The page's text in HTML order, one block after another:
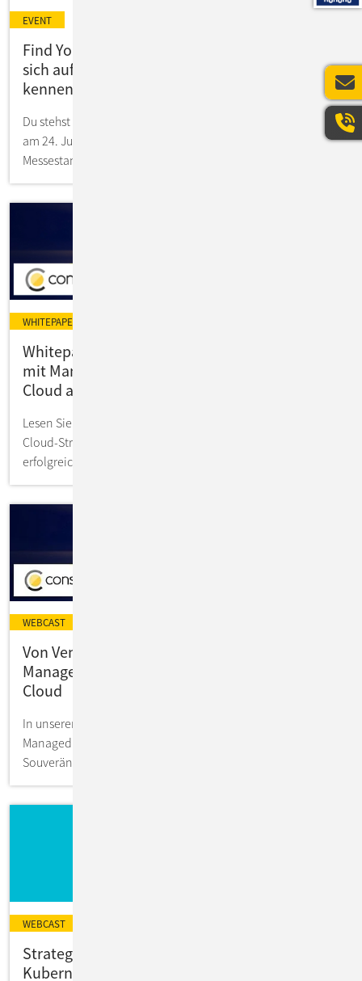
EVENT
Find Your IT Profession! ConSol präsentiert
sich auf der IKOM 2026 - lerne uns persönlich
kennen!
Du stehst kurz vor Deinem Karrierestart? Dann triff ConSol
am 24. Juni auf der IKOM der TUM! Du findest uns an
Messestand Nr. 3.
WHITEPAPER
Whitepaper: Souveräne Cloud in der Praxis -
mit Managed Red Hat OpenShift auf der IONOS
Cloud als Praxisbeispiel
Lesen Sie im Whitepaper, wie Unternehmen souveräne
Cloud-Strategien rechtlich, technisch und operativ
erfolgreich umsetzen können.
WEBCAST
Von Vendor Lock-In zu echter Freiheit:
Managed Red Hat OpenShift auf der IONOS
Cloud
In unserer Webcast-Aufzeichnung erfahren Sie, wie Sie mit
Managed Red Hat OpenShift auf der IONOS Cloud digitale
Souveränität erreichen.
WEBCAST
Strategische Alternativen zu VMware:
Kubernetes-basierte Virtualisierungs-